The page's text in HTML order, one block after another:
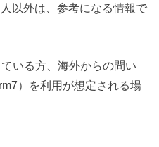
以外は、参考になる情報で
いる方、海外からの問い
）を利用が想定される場